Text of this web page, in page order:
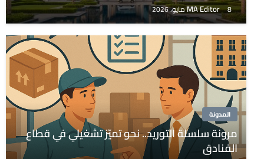
MA Editor 8 مايو، 2026
المدونة
مرونة سلسلة التوريد.. نحو تميّز تشغيلي في قطاع
الفنادق